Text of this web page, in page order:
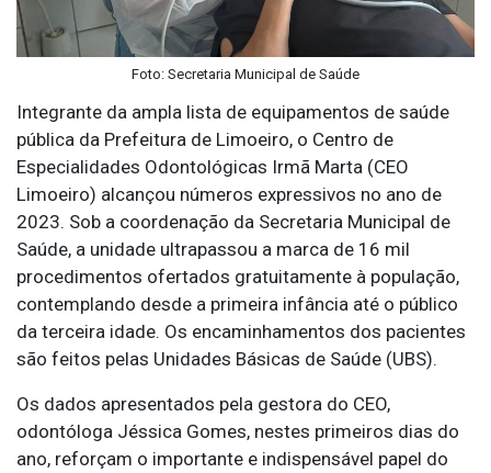
Foto: Secretaria Municipal de Saúde
Integrante da ampla lista de equipamentos de saúde
pública da Prefeitura de Limoeiro, o Centro de
Especialidades Odontológicas Irmã Marta (CEO
Limoeiro) alcançou números expressivos no ano de
2023. Sob a coordenação da Secretaria Municipal de
Saúde, a unidade ultrapassou a marca de 16 mil
procedimentos ofertados gratuitamente à população,
contemplando desde a primeira infância até o público
da terceira idade. Os encaminhamentos dos pacientes
são feitos pelas Unidades Básicas de Saúde (UBS).
Os dados apresentados pela gestora do CEO,
odontóloga Jéssica Gomes, nestes primeiros dias do
ano, reforçam o importante e indispensável papel do